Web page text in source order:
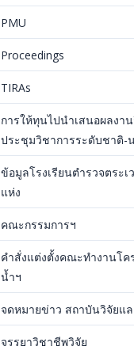
PMU
Proceedings
TIRAs
การให้ทุนไปนำเสนอผลงา
ประชุมวิชาการระดับชาติ-
ข้อมูลโรงเรียนตำรวจตระ
แห่ง
คณะกรรมการฯ
คำสั่งแต่งตั้งคณะทำงานโค
น้ำฯ
จดหมายข่าว สถาบันวิจัยแ
จรรยาวิชาชีพวิจัย